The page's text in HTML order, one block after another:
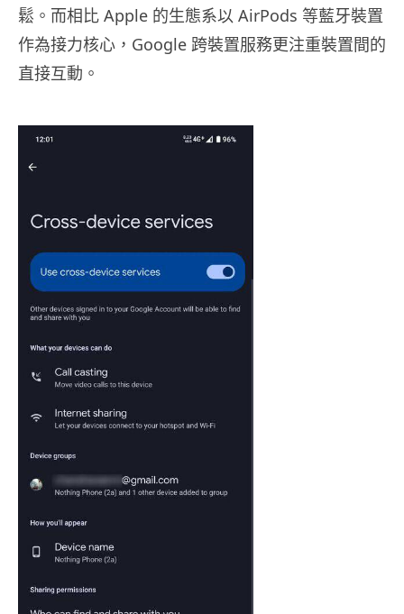
鬆。而相比 Apple 的生態系以 AirPods 等藍牙裝置
作為接力核心，Google 跨裝置服務更注重裝置間的
直接互動。